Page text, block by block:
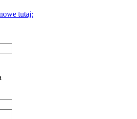
tutaj: